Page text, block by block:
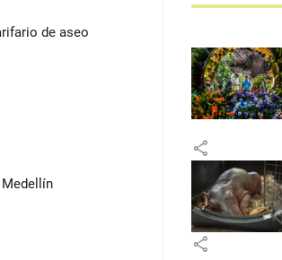
de aseo
share
share